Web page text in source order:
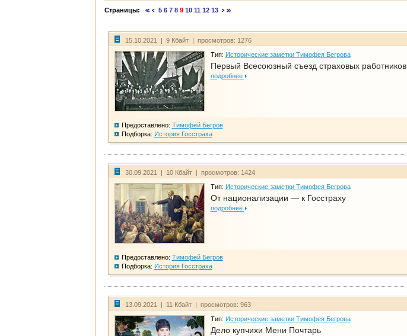
Страницы: 5 6 7 8 9 10 11 12 13
15.10.2021 | 9 Кбайт | просмотров: 1276
Тип: Исторические заметки Тимофея Бегрова
Первый Всесоюзный съезд страховых работников
подробнее
Предоставлено: Тимофей Бегров
Подборка: История Госстраха
30.09.2021 | 10 Кбайт | просмотров: 1424
Тип: Исторические заметки Тимофея Бегрова
От национализации — к Госстраху
подробнее
Предоставлено: Тимофей Бегров
Подборка: История Госстраха
13.09.2021 | 11 Кбайт | просмотров: 963
Тип: Исторические заметки Тимофея Бегрова
Дело купчихи Мени Почтарь